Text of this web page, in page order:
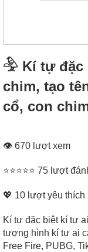
𓅲 Kí tự đặc
chim, tạo
cổ, con
👁 670 lượt xem
⭐⭐⭐⭐⭐ 75 lượt
💖 10 lượt yêu thích
Kí tự đặc biệt kí tự
tượng hình kí tự ai
Free Fire, PUBG,